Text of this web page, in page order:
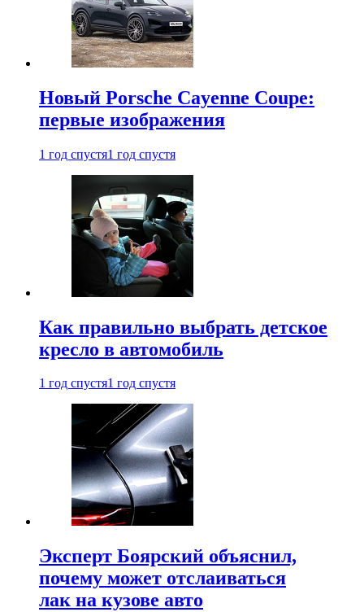
Новый Porsche Cayenne Coupe:
первые изображения
1 год спустя1 год спустя
Как правильно выбрать детское
кресло в автомобиль
1 год спустя1 год спустя
Эксперт Боярский объяснил,
почему может отслаиваться
лак на кузове авто